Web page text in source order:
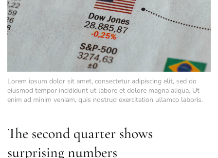
Lorem ipsum dolor sit amet, consectetur adipiscing elit, sed do
eiusmod tempor incididunt ut labore et dolore magna aliqua. Ut
enim ad minim veniam, quis nostrud exercitation ullamco laboris.
The second quarter shows
surprising numbers